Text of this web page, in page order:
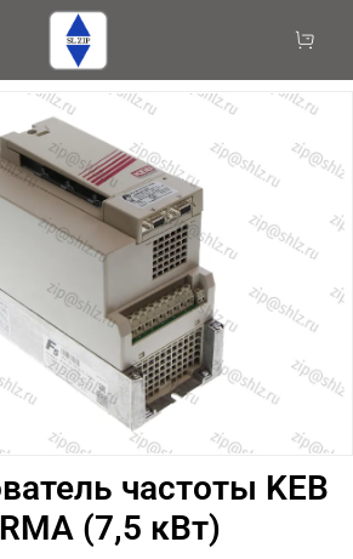
частоты KEB
(7,5 кВт)